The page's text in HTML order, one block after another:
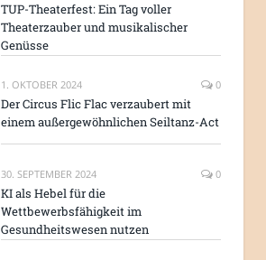
TUP-Theaterfest: Ein Tag voller
Theaterzauber und musikalischer
Genüsse
1. OKTOBER 2024 0
Der Circus Flic Flac verzaubert mit
einem außergewöhnlichen Seiltanz-Act
30. SEPTEMBER 2024 0
KI als Hebel für die
Wettbewerbsfähigkeit im
Gesundheitswesen nutzen